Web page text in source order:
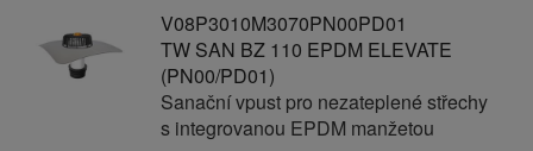
V08P3010M3070PN00PD01
TW SAN BZ 110 EPDM ELEVATE
(PN00/PD01)
Sanační vpust pro nezateplené střechy
s integrovanou EPDM manžetou